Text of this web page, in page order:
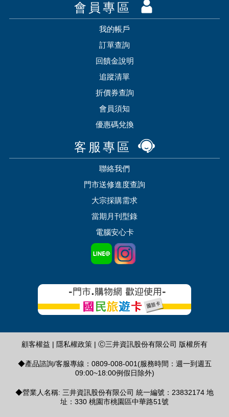
會員專區
我的帳戶
訂單查詢
回饋金說明
追蹤清單
折價券查詢
會員須知
優惠碼兌換
客服專區
聯絡我們
門市送修進度查詢
大宗採購需求
當期月刊型錄
電腦安心卡
顧客權益 | 隱私權政策 | Ⓒ三井資訊股份有限公司 版權所有
◆產品諮詢/客服專線：0809-008-001(服務時間：週一到週五
09:00~18:00例假日除外)
◆營業人名稱: 三井資訊股份有限公司 統一編號：23832174 地
址：330 桃園市桃園區中華路51號